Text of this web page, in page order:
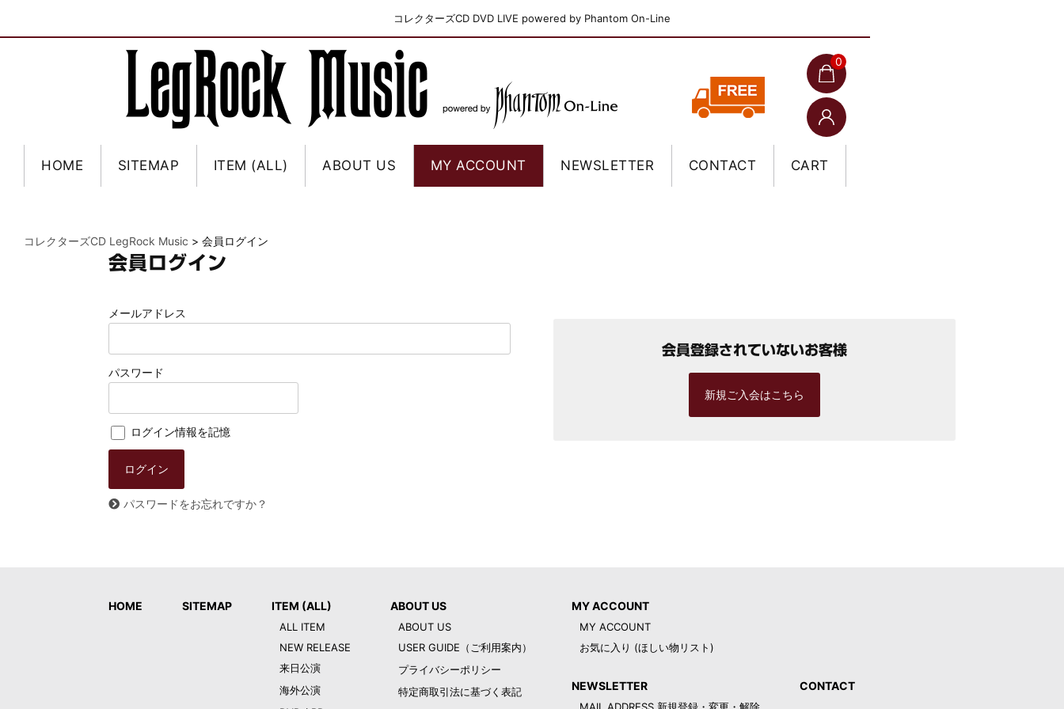
コレクターズCD DVD LIVE powered by Phantom On-Line
0
HOME SITEMAP ITEM (ALL) ABOUT US MY ACCOUNT NEWSLETTER CONTACT CART
コレクターズCD LegRock Music > 会員ログイン
会員ログイン
メールアドレス
パスワード
ログイン情報を記憶
パスワードをお忘れですか？
会員登録されていないお客様
新規ご入会はこちら
HOME SITEMAP ITEM (ALL)
ALL ITEM
NEW RELEASE
来日公演
海外公演
ABOUT US
ABOUT US
USER GUIDE（ご利用案内）
プライバシーポリシー
特定商取引法に基づく表記
MY ACCOUNT
MY ACCOUNT
お気に入り (ほしい物リスト)
NEWSLETTER CONTACT